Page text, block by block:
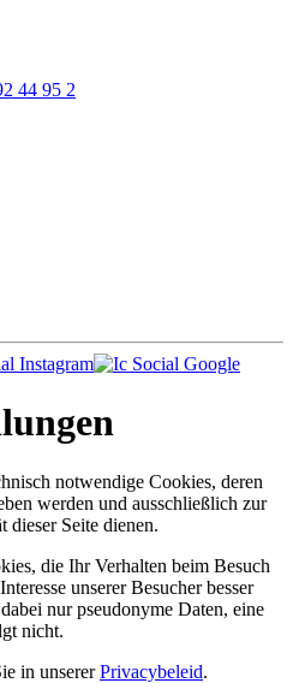
44 95 2
notwendige Cookies, deren
werden und ausschließlich zur
dieser Seite dienen.
die Ihr Verhalten beim Besuch
unserer Besucher besser
nur pseudonyme Daten, eine
nicht.
in unsererPrivacybeleid.